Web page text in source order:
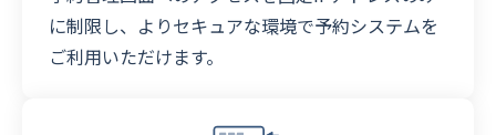
に制限し、よりセキュアな環境で予約システムを
ご利用いただけます。